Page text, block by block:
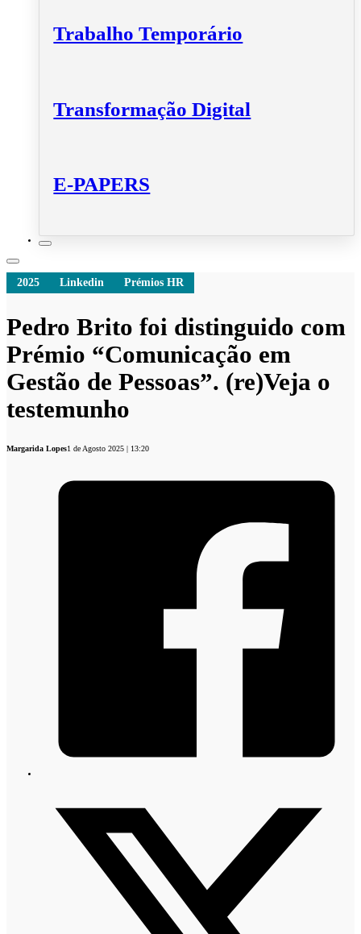
Trabalho Temporário
Transformação Digital
E-PAPERS
2025 Linkedin Prémios HR
Pedro Brito foi distinguido com
Prémio “Comunicação em
Gestão de Pessoas”. (re)Veja o
testemunho
Margarida Lopes1 de Agosto 2025 | 13:20